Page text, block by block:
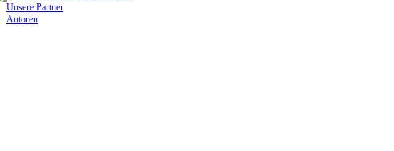
Unsere Partner
Autoren